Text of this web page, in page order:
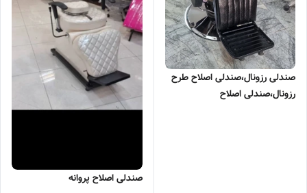
صندلی رزونال،صندلی اصلاح طرح
رزونال،صندلی اصلاح
صندلی اصلاح پروانه